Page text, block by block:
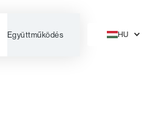
Együttműködés HU